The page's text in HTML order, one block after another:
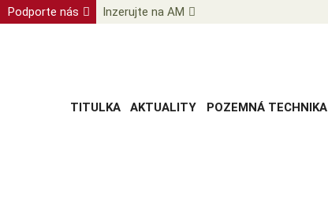
Podporte nás Inzerujte na AM
TITULKA AKTUALITY POZEMNÁ TECHNIKA